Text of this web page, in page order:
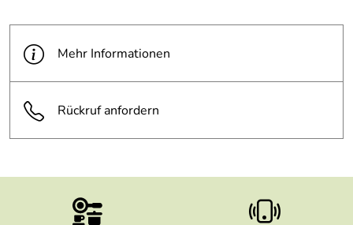
Mehr Informationen
Rückruf anfordern